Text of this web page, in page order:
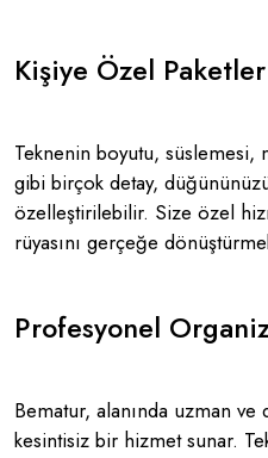
Kişiye Özel Paketler
Teknenin boyutu, süslemesi,
gibi birçok detay,
özelleştirilebilir. Size özel
rüyasını gerçeğe
Profesyonel
Bematur, alanında uzman
kesintisiz bir hizmet sunar.